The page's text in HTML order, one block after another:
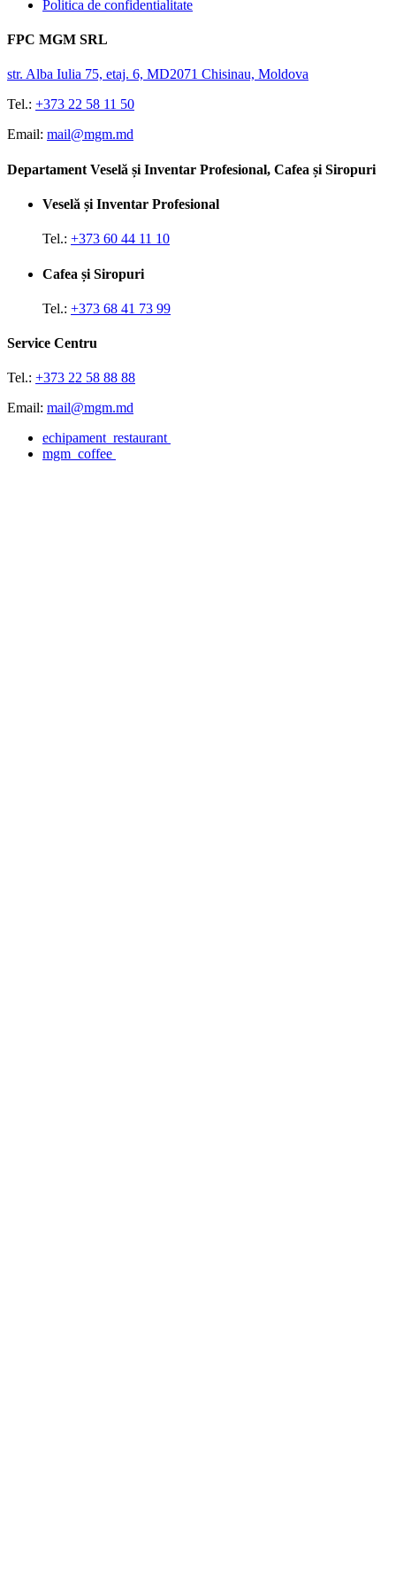
Politica de confidentialitate
FPC MGM SRL
str. Alba Iulia 75, etaj. 6, MD2071 Chisinau, Moldova
Tel.: +373 22 58 11 50
Email: mail@mgm.md
Departament Veselă și Inventar Profesional, Cafea și Siropuri
Veselă și Inventar Profesional
Tel.: +373 60 44 11 10
Cafea și Siropuri
Tel.: +373 68 41 73 99
Service Centru
Tel.: +373 22 58 88 88
Email: mail@mgm.md
echipament_restaurant
mgm_coffee